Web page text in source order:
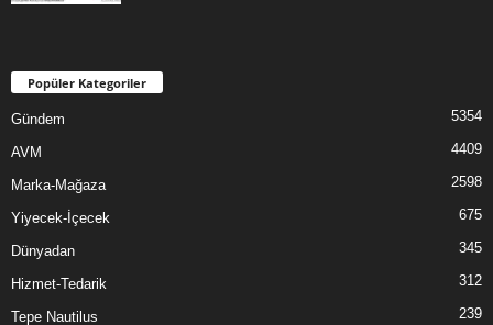
Popüler Kategoriler
Gündem 5354
AVM 4409
Marka-Mağaza 2598
Yiyecek-İçecek 675
Dünyadan 345
Hizmet-Tedarik 312
Tepe Nautilus 239